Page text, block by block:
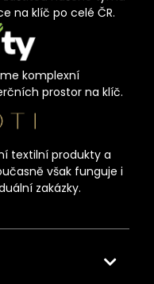
na klíč po celé ČR.
komplexní
prostor na klíč.
textilní produkty a
však funguje i
zakázky.